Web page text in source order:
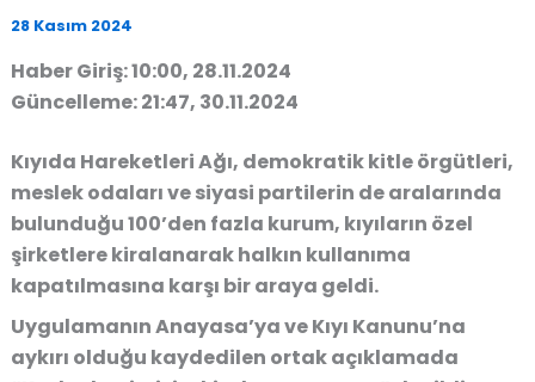
28 Kasım 2024
Haber Giriş: 10:00, 28.11.2024
Güncelleme: 21:47, 30.11.2024
Kıyıda Hareketleri Ağı, demokratik kitle örgütleri,
meslek odaları ve siyasi partilerin de aralarında
bulunduğu 100’den fazla kurum, kıyıların özel
şirketlere kiralanarak halkın kullanıma
kapatılmasına karşı bir araya geldi.
Uygulamanın Anayasa’ya ve Kıyı Kanunu’na
aykırı olduğu kaydedilen ortak açıklamada